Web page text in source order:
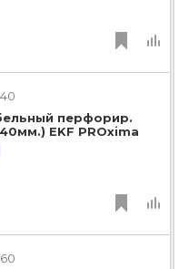
перфорир.
EKF PROxima